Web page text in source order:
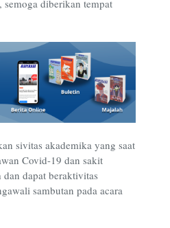
diberikan tempat
sivitas akademika yang saat
Covid-19 dan sakit
dapat beraktivitas
sambutan pada acara